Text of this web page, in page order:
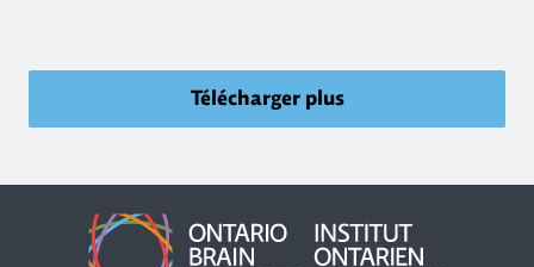
Télécharger plus